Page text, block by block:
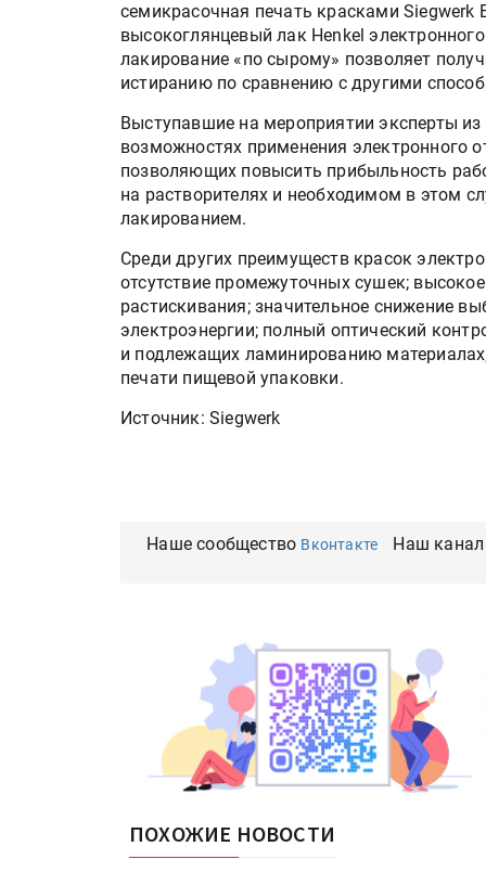
семикрасочная печать красками Siegwerk
высокоглянцевый лак Henkel
лакирование «по сырому» позволяет
истиранию по сравнению с другими
Выступавшие на мероприятии эксперты
возможностях применения электронного
позволяющих повысить прибыльность
на растворителях и необходимом в этом
лакированием.
Среди других преимуществ красок
отсутствие промежуточных сушек;
растискивания; значительное снижение
электроэнергии; полный оптический
и подлежащих ламинированию
печати пищевой упаковки.
Источник: Siegwerk
Наше сообщество Вконтакте Наш канал
ПОХОЖИЕ НОВОСТИ